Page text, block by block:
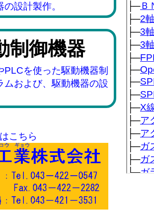
設計製作。
制御機器
PLCを使った駆動機器制
ムおよび、駆動機器の設
こちら